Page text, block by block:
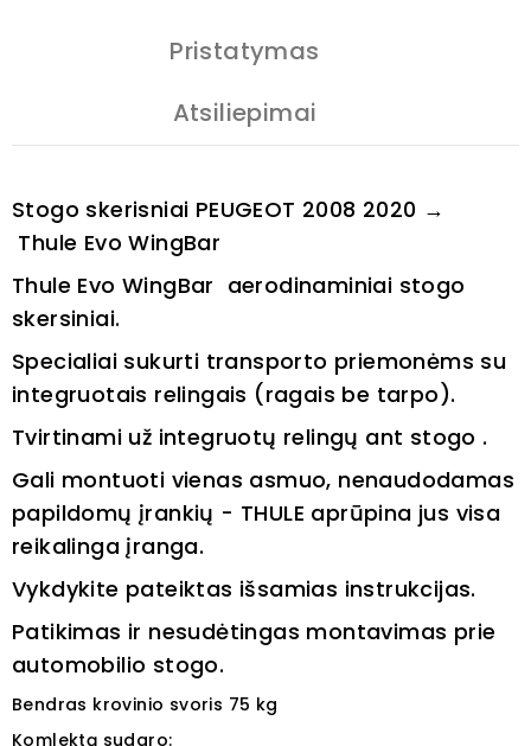
Pristatymas
Atsiliepimai
Stogo skerisniai PEUGEOT 2008 2020 →
Thule Evo WingBar
Thule Evo WingBar aerodinaminiai stogo
skersiniai.
Specialiai sukurti transporto priemonėms su
integruotais relingais (ragais be tarpo).
Tvirtinami už integruotų relingų ant stogo .
Gali montuoti vienas asmuo, nenaudodamas
papildomų įrankių - THULE aprūpina jus visa
reikalinga įranga.
Vykdykite pateiktas išsamias instrukcijas.
Patikimas ir nesudėtingas montavimas prie
automobilio stogo.
Bendras krovinio svoris 75 kg
Komlektą sudaro: